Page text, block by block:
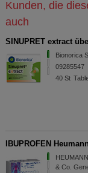
Kunden, die
auch
SINUPRET extract
Bionorica
09285547
40 St
IBUPROFEN
& Co.